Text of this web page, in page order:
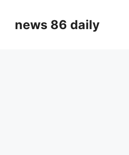
contentnews 86 daily